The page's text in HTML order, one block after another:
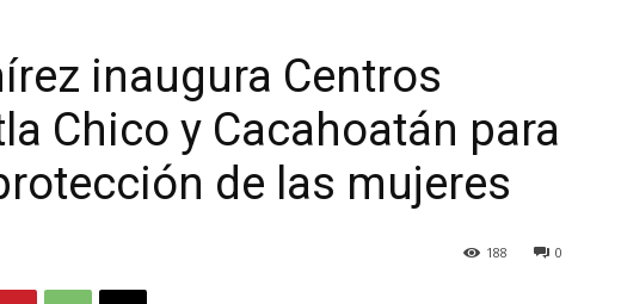
inaugura Centros
Chico y Cacahoatán para
de las mujeres
0
188